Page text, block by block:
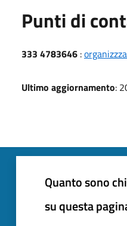
Punti di
333 4783646 :
Ultimo aggiornamento:
Quanto sono
su questa